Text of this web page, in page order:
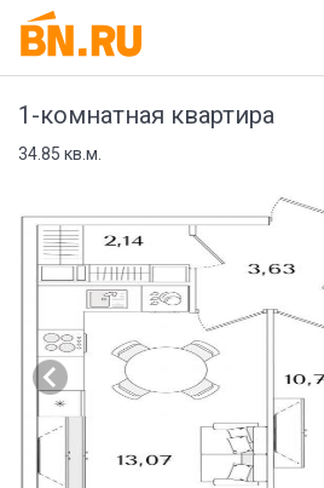
1-комнатная квартира
34.85 кв.м.